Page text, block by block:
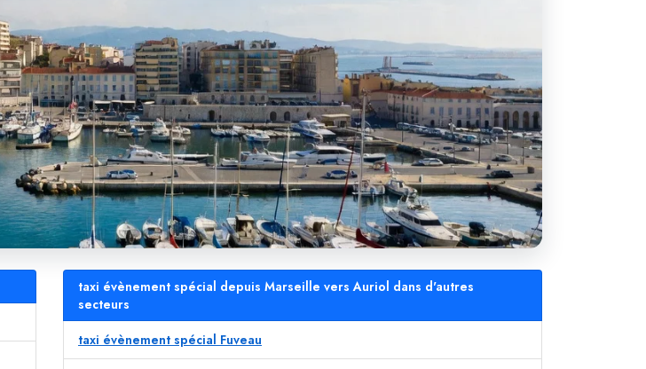
taxi évènement spécial depuis Marseille vers Auriol dans d'autres
secteurs
taxi évènement spécial Fuveau